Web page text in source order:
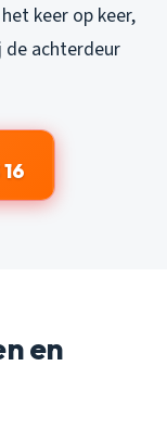
keer op keer,
de achterdeur
en